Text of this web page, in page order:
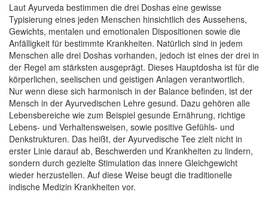
Laut Ayurveda bestimmen die drei Doshas eine gewisse
Typisierung eines jeden Menschen hinsichtlich des Aussehens,
Gewichts, mentalen und emotionalen Dispositionen sowie die
Anfälligkeit für bestimmte Krankheiten. Natürlich sind in jedem
Menschen alle drei Doshas vorhanden, jedoch ist eines der drei in
der Regel am stärksten ausgeprägt. Dieses Hauptdosha ist für die
körperlichen, seelischen und geistigen Anlagen verantwortlich.
Nur wenn diese sich harmonisch in der Balance befinden, ist der
Mensch in der Ayurvedischen Lehre gesund. Dazu gehören alle
Lebensbereiche wie zum Beispiel gesunde Ernährung, richtige
Lebens- und Verhaltensweisen, sowie positive Gefühls- und
Denkstrukturen. Das heißt, der Ayurvedische Tee zielt nicht in
erster Linie darauf ab, Beschwerden und Krankheiten zu lindern,
sondern durch gezielte Stimulation das innere Gleichgewicht
wieder herzustellen. Auf diese Weise beugt die traditionelle
indische Medizin Krankheiten vor.